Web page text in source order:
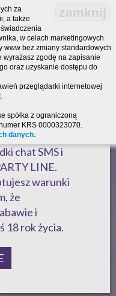
zamknij
za
a także
w celach marketingowych
www bez zmiany standardowych
zgodę na zapisanie
oraz uzyskanie dostępu do
przeglądarki internetowej
.
spółka z ograniczoną
KRS 0000323070.
danych.
dla osób,
serwis ma
chat SMS i
LINE.
warunki
że
i
18 rok życia.